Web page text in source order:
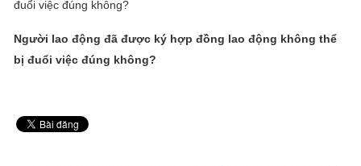
Người lao động đã được ký hợp đồng lao động không thể
bị đuổi việc đúng không?